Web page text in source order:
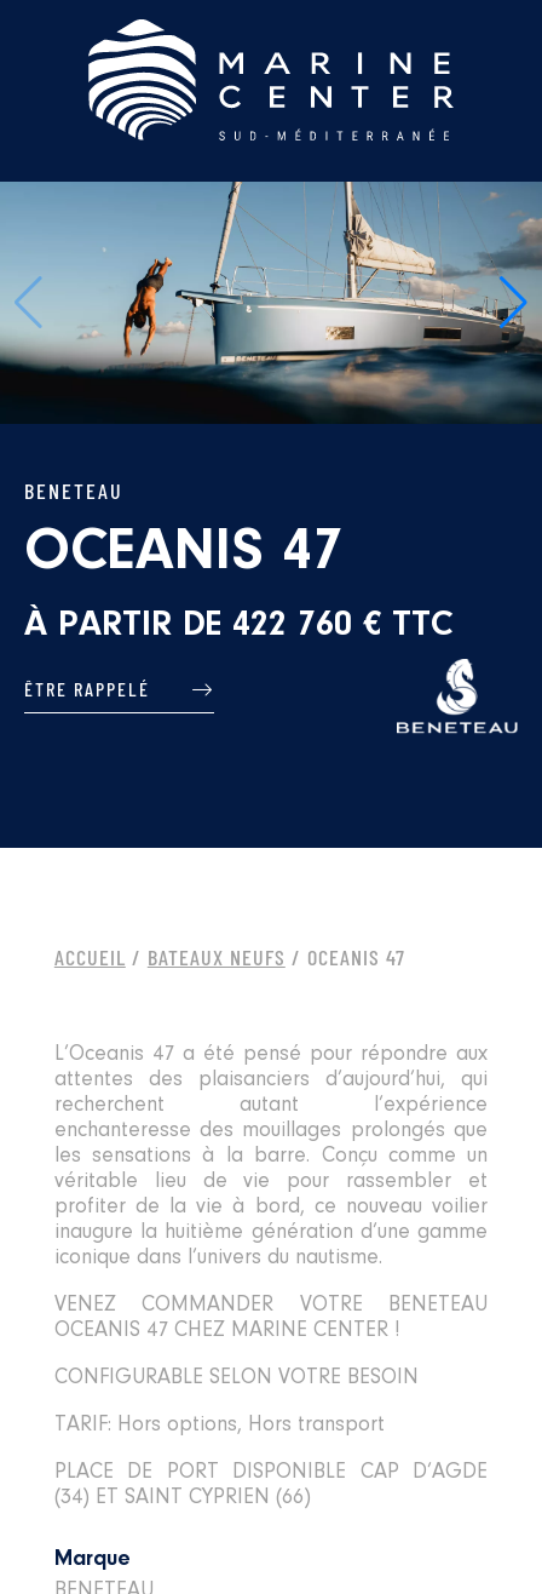
BENETEAU
OCEANIS 47
À PARTIR DE 422 760 € TTC
ÊTRE RAPPELÉ
ACCUEIL / BATEAUX NEUFS / OCEANIS 47
Marque
L’Oceanis 47 a été pensé pour répondre aux
attentes des plaisanciers d’aujourd’hui, qui
recherchent autant l’expérience
enchanteresse des mouillages prolongés que
les sensations à la barre. Conçu comme un
véritable lieu de vie pour rassembler et
profiter de la vie à bord, ce nouveau voilier
inaugure la huitième génération d’une gamme
iconique dans l’univers du nautisme.
VENEZ COMMANDER VOTRE BENETEAU
OCEANIS 47 CHEZ MARINE CENTER !
CONFIGURABLE SELON VOTRE BESOIN
TARIF: Hors options, Hors transport
PLACE DE PORT DISPONIBLE CAP D’AGDE
(34) ET SAINT CYPRIEN (66)